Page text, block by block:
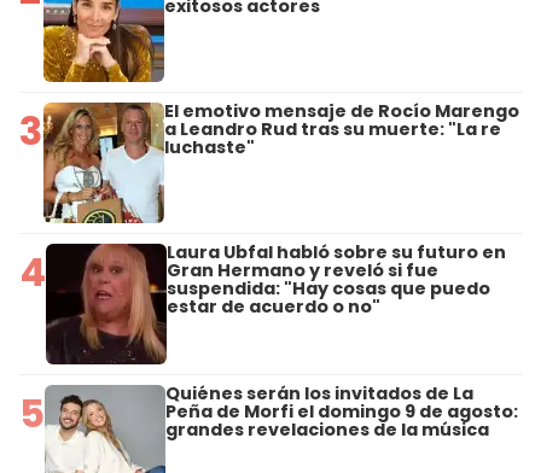
exitosos actores
3 El emotivo mensaje de Rocío Marengo
a Leandro Rud tras su muerte: "La re
luchaste"
4 Laura Ubfal habló sobre su futuro en
Gran Hermano y reveló si fue
suspendida: "Hay cosas que puedo
estar de acuerdo o no"
5 Quiénes serán los invitados de La
Peña de Morfi el domingo 9 de agosto:
grandes revelaciones de la música